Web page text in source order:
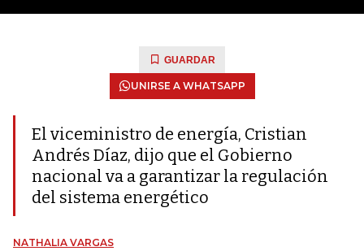
GUARDAR
UNIRSE A WHATSAPP
El viceministro de energía, Cristian
Andrés Díaz, dijo que el Gobierno
nacional va a garantizar la regulación
del sistema energético
NATHALIA VARGAS